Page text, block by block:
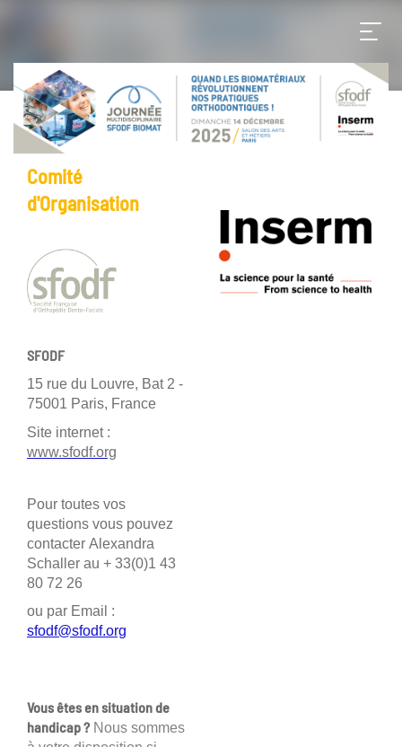
Comité
d'Organisation
SFODF
15 rue du Louvre, Bat 2 -
75001 Paris, France
Site internet :
www.sfodf.org
Pour toutes vos
questions vous pouvez
contacter Alexandra
Schaller au + 33(0)1 43
80 72 26
ou par Email :
sfodf@sfodf.org
Vous êtes en situation de
handicap ? Nous sommes